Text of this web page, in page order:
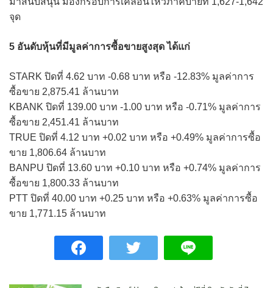
จุด
5 อันดับหุ้นที่มีมูลค่าการซื้อขายสูงสุด ได้แก่
STARK ปิดที่ 4.62 บาท -0.68 บาท หรือ -12.83% มูลค่าการ
ซื้อขาย 2,875.41 ล้านบาท
KBANK ปิดที่ 139.00 บาท -1.00 บาท หรือ -0.71% มูลค่าการ
ซื้อขาย 2,451.41 ล้านบาท
TRUE ปิดที่ 4.12 บาท +0.02 บาท หรือ +0.49% มูลค่าการซื้อ
ขาย 1,806.64 ล้านบาท
BANPU ปิดที่ 13.60 บาท +0.10 บาท หรือ +0.74% มูลค่าการ
ซื้อขาย 1,800.33 ล้านบาท
PTT ปิดที่ 40.00 บาท +0.25 บาท หรือ +0.63% มูลค่าการซื้อ
ขาย 1,771.15 ล้านบาท